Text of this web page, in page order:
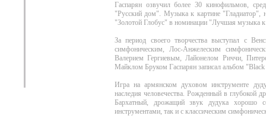
Гаспарян озвучил более 30 кинофильмов,
"Русский дом". Музыка к картине "Гладиатор",
"Золотой Глобус" в номинации "Лучшая музыка
За период своего творчества выступал с
симфоническим, Лос-Анжелеским
Валерием Гергиевым, Лайонелом Риччи,
Майклом Бруком Гаспарян записал альбом
Игра на армянском духовом инструменте
наследия человечества. Рожденный в глубокой
Бархатный, дрожащий звук дудука хорошо
инструментами, так и с классическим